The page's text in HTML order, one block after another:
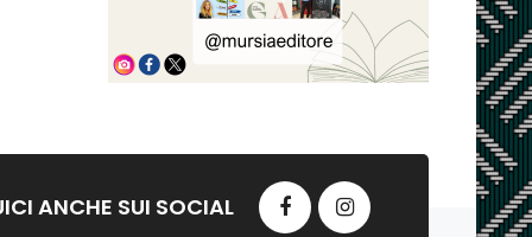
ANCHE SUI SOCIAL